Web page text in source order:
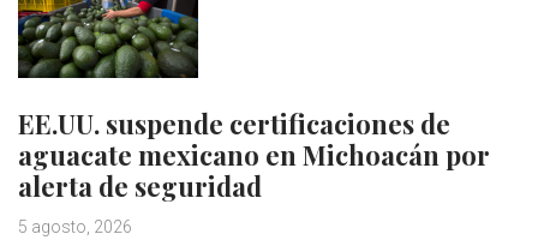
EE.UU. suspende certificaciones de
aguacate mexicano en Michoacán por
alerta de seguridad
5 agosto, 2026